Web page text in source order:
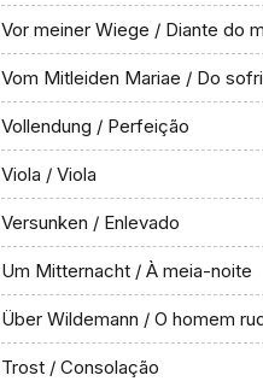
Vor meiner Wiege / Diante do
Vom Mitleiden Mariae / Do
Vollendung / Perfeição
Viola / Viola
Versunken / Enlevado
Um Mitternacht / À meia-noite
Über Wildemann / O homem
Trost / Consolação